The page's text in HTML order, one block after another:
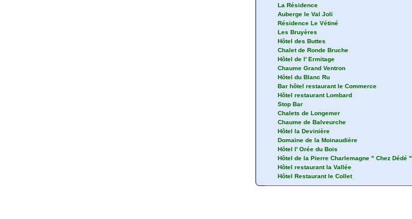
La Résidence
Auberge le Val Joli
Résidence Le Vétiné
Les Bruyères
Hôtel des Buttes
Chalet de Ronde Bruche
Hôtel de l' Ermitage
Chaume Grand Ventron
Hôtel du Blanc Ru
Bar hôtel restaurant le Commerce
Hôtel restaurant Lombard
Stop Bar
Chalets de Longemer
Chaume de Balveurche
Hôtel la Devinière
Domaine de la Moinaudière
Hôtel l' Orée du Bois
Hôtel de la Pierre Charlemagne " Chez Dédé "
Hôtel restaurant la Vallée
Hôtel Restaurant le Collet